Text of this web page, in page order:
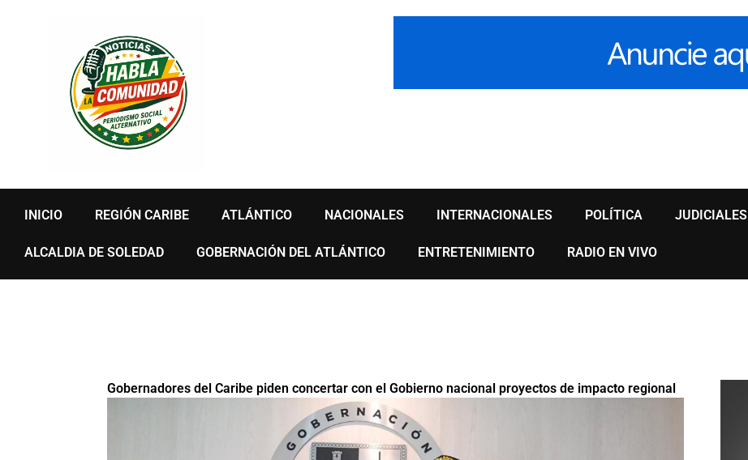
INICIO REGIÓN CARIBE ATLÁNTICO NACIONALES INTERNACIONALES POLÍTICA JUDICIALES
ALCALDIA DE SOLEDAD GOBERNACIÓN DEL ATLÁNTICO ENTRETENIMIENTO RADIO EN VIVO
Gobernadores del Caribe piden concertar con el Gobierno nacional proyectos de impacto regional